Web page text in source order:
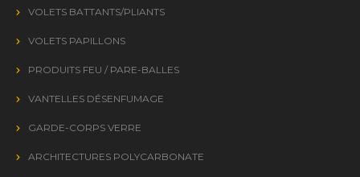
VOLETS BATTANTS/PLIANTS
VOLETS PAPILLONS
PRODUITS FEU / PARE-BALLES
VANTELLES DÉSENFUMAGE
GARDE-CORPS VERRE
ARCHITECTURES POLYCARBONATE